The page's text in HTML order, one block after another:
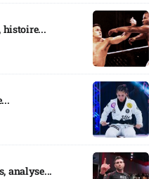
histoire...
analyse...